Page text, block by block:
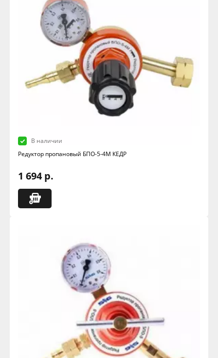
В наличии
Редуктор пропановый БПО-5-4М КЕДР
1 694 р.